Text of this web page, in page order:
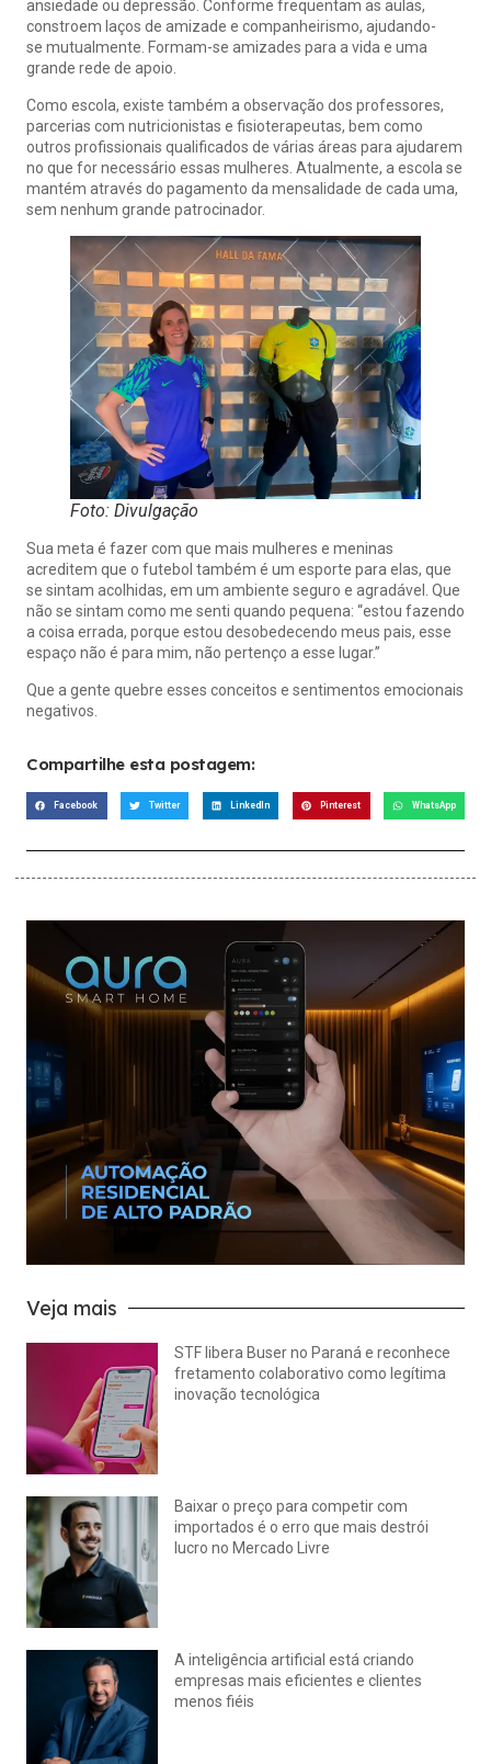
ansiedade ou depressão. Conforme frequentam as aulas,
constroem laços de amizade e companheirismo, ajudando-
se mutualmente. Formam-se amizades para a vida e uma
grande rede de apoio.
Como escola, existe também a observação dos professores,
parcerias com nutricionistas e fisioterapeutas, bem como
outros profissionais qualificados de várias áreas para ajudarem
no que for necessário essas mulheres. Atualmente, a escola se
mantém através do pagamento da mensalidade de cada uma,
sem nenhum grande patrocinador.
Foto: Divulgação
Sua meta é fazer com que mais mulheres e meninas
acreditem que o futebol também é um esporte para elas, que
se sintam acolhidas, em um ambiente seguro e agradável. Que
não se sintam como me senti quando pequena: “estou fazendo
a coisa errada, porque estou desobedecendo meus pais, esse
espaço não é para mim, não pertenço a esse lugar.”
Que a gente quebre esses conceitos e sentimentos emocionais
negativos.
Compartilhe esta postagem:
Facebook Twitter LinkedIn Pinterest WhatsApp
Veja mais
STF libera Buser no Paraná e reconhece
fretamento colaborativo como legítima
inovação tecnológica
Baixar o preço para competir com
importados é o erro que mais destrói
lucro no Mercado Livre
A inteligência artificial está criando
empresas mais eficientes e clientes
menos fiéis